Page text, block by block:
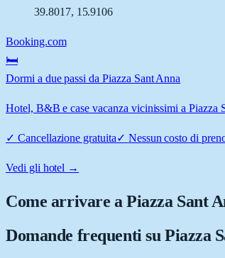
39.8017, 15.9106
Booking.com
🛏️
Dormi a due passi da Piazza Sant Anna
Hotel, B&B e case vacanza vicinissimi a Piazza
✓ Cancellazione gratuita✓ Nessun costo di
Vedi gli hotel →
Come arrivare aPiazza Sant
Domande frequenti su Piazza